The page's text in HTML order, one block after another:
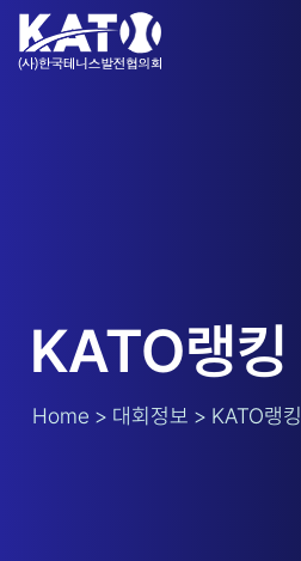
KATO랭킹
Home > 대회정보 > KATO랭킹